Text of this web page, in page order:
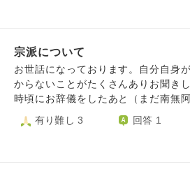
た。 興味のあるジャンルはかなり絞
えもザックリと把握してはいるので
法大師が良いかと思えば、地元に寺
い天台が良さそうと思ったり、教学
し、でも宮坂宥洪先生にお会いした
たアニメの「一休さん」や京都奈良
に興味を持ちました。 ただ、大人になるまでは母が監視し
ていた為遠くて動けず、家を追い出
きるようになったので、この機会に
.色々な宗派の講座を受講したいと考
宗派について
お世話になっております。自分自身
からないことがたくさんありお聞きした
時頃にお辞儀をしたあと（まだ南無
い）丑三つ時に唱えていいのか分か
した。（家族が起きてきたので洗面
有り難し 3 回答 1